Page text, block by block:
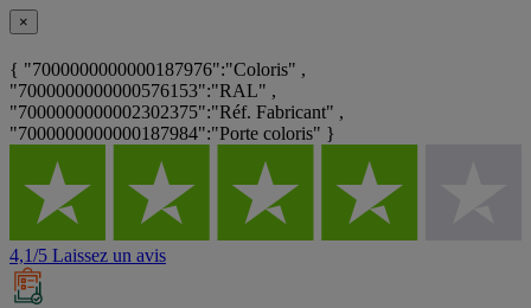
×
{ "7000000000000187976":"Coloris" ,
"7000000000000576153":"RAL" ,
"7000000000002302375":"Réf. Fabricant" ,
"7000000000000187984":"Porte coloris" }
4,1/5 Laissez un avis